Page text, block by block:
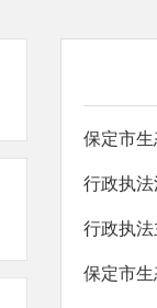
保定市
行政执
行政执
保定市